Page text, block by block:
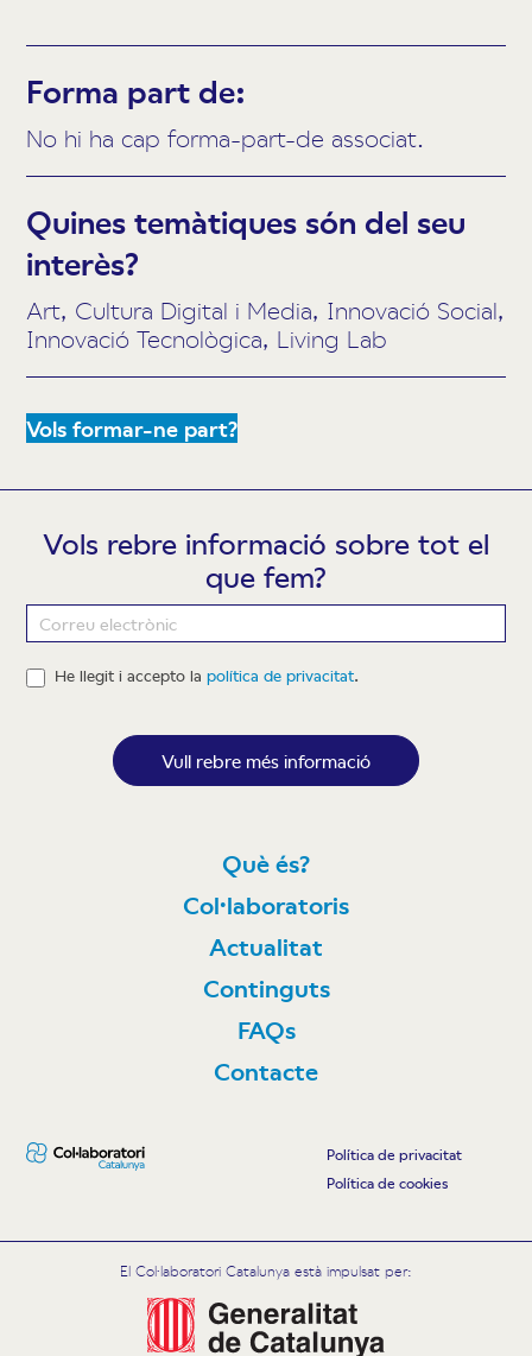
Forma part de:
No hi ha cap forma-part-de associat.
Quines temàtiques són del seu
interès?
Art, Cultura Digital i Media, Innovació Social,
Innovació Tecnològica, Living Lab
Vols formar-ne part?
Vols rebre informació sobre tot el
que fem?
Newsletter
He llegit i accepto lapolítica de privacitat.
Vull rebre més informació
Què és?
Col·laboratoris
Actualitat
Continguts
FAQs
Contacte
Política de privacitat
Política de cookies
El Col·laboratori Catalunya està impulsat per: